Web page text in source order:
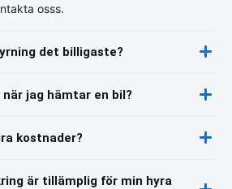
osss.
det billigaste?
jag hämtar en bil?
kostnader?
är tillämplig för min hyra